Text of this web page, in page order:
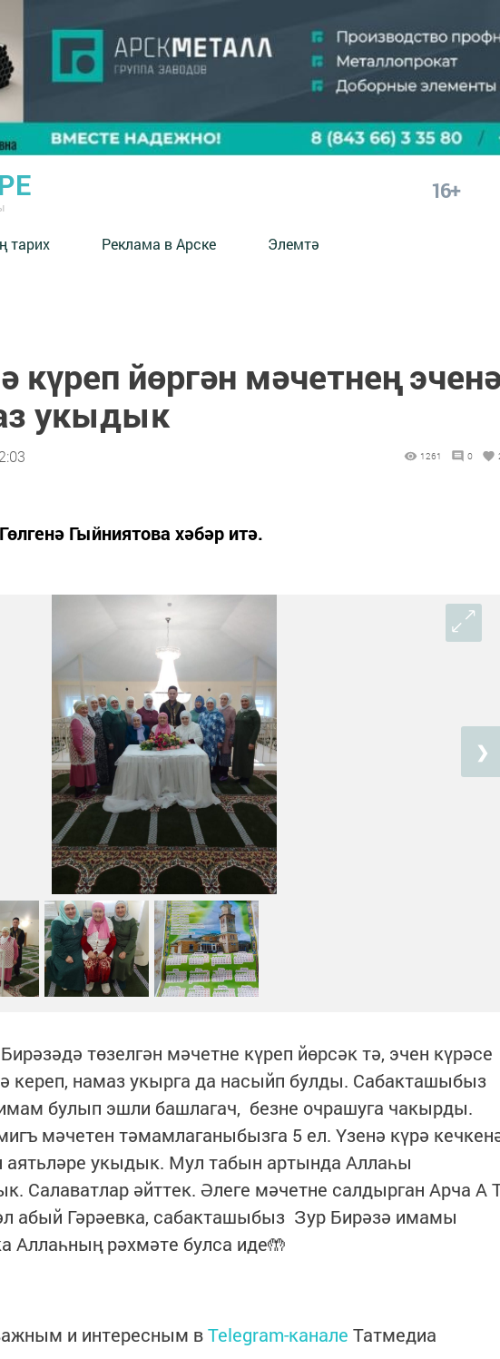
16+
тарих Реклама в Арске Элемтә
күреп йөргән мәчетнең
укыдык
1261 0
Гыйниятова хәбәр итә.
❯
төзелгән мәчетне күреп йөрсәк тә, эчен күрәсе
кереп, намаз укырга да насыйп булды. Сабакташыбыз
булып эшли башлагач, безне очрашуга чакырды.
мәчетен тәмамлаганыбызга 5 ел. Үзенә күрә
аятьләре укыдык. Мул табын артында Аллаһы
Салаватлар әйттек. Әлеге мәчетне салдырган Арча А
абый Гәрәевка, сабакташыбыз Зур Бирәзә имамы
Аллаһның рәхмәте булса иде🤲
и интересным вTelegram-канале Татмедиа